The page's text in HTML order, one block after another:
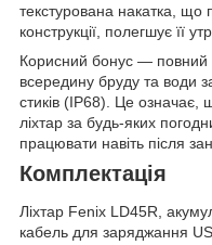
текстурована накатка, що
конструкції, полегшує її
Корисний бонус — повний
всередину бруду та води
стиків (IP68). Це означає,
ліхтар за будь-яких
працювати навіть після
Комплектація
Ліхтар Fenix LD45R,
кабель для заряджання